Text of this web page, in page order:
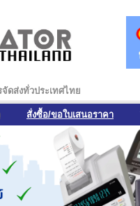
ดส่งทั่วประเทศไทย
สั่งซื้อ/ขอใบเสนอราคา